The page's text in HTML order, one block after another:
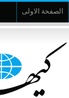
الصفحة الاولى